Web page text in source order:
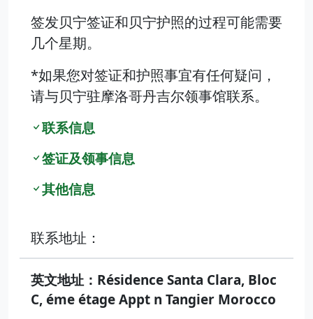
签发贝宁签证和贝宁护照的过程可能需要
几个星期。
*如果您对签证和护照事宜有任何疑问，
请与贝宁驻摩洛哥丹吉尔领事馆联系。
联系信息
签证及领事信息
其他信息
联系地址：
英文地址：Résidence Santa Clara, Bloc
C, éme étage Appt n Tangier Morocco